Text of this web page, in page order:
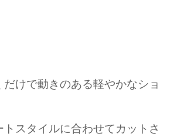
けで動きのある軽やかなショ
スタイルに合わせてカットさ